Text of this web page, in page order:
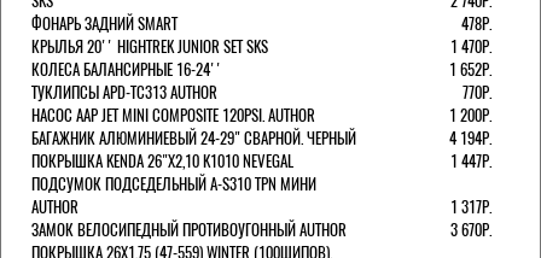
ФОНАРЬ ЗАДНИЙ SMART
478Р.
КРЫЛЬЯ 20'' HIGHTREK JUNIOR SET SKS
1 470Р.
КОЛЕСА БАЛАНСИРНЫЕ 16-24''
1 652Р.
ТУКЛИПСЫ APD-TC313 AUTHOR
770Р.
НАСОС AAP JET MINI COMPOSITE 120PSI. AUTHOR
1 200Р.
БАГАЖНИК АЛЮМИНИЕВЫЙ 24-29" СВАРНОЙ. ЧЕРНЫЙ
4 194Р.
ПОКРЫШКА KENDA 26"Х2,10 K1010 NEVEGAL
1 447Р.
ПОДСУМОК ПОДСЕДЕЛЬНЫЙ A-S310 TPN МИНИ
AUTHOR
1 317Р.
ЗАМОК ВЕЛОСИПЕДНЫЙ ПРОТИВОУГОННЫЙ AUTHOR
3 670Р.
ПОКРЫШКА 26X1,75 (47-559) WINTER (100ШИПОВ).